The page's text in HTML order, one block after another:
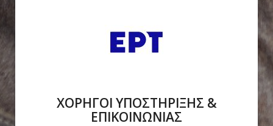
ΧΟΡΗΓΟΙ ΥΠΟΣΤΗΡΙΞΗΣ &
ΕΠΙΚΟΙΝΩΝΙΑΣ